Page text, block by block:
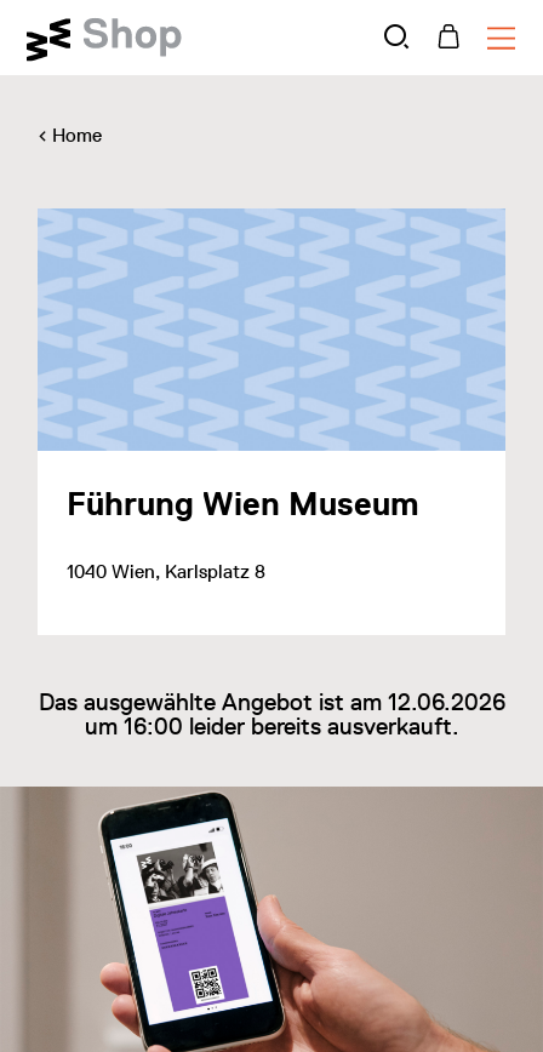
Home
Führung Wien Museum
1040 Wien, Karlsplatz 8
Das ausgewählte Angebot ist am 12.06.2026
um 16:00 leider bereits ausverkauft.